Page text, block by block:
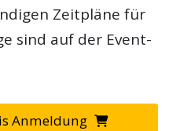
Zeitpläne für
sind auf der Event-
Anmeldung